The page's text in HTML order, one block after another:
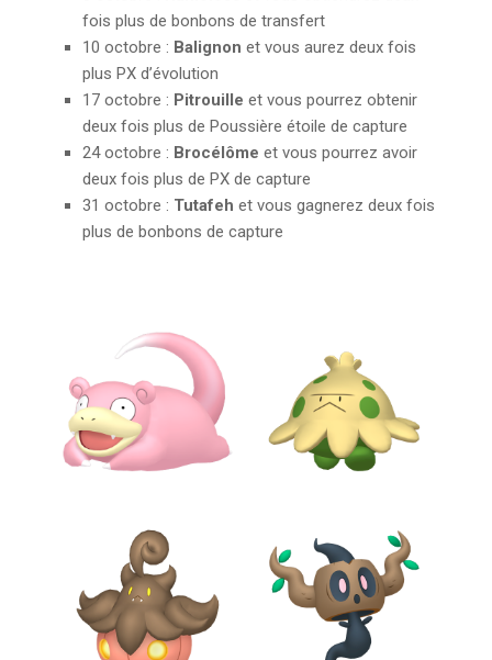
fois plus de bonbons de transfert
10 octobre : Balignon et vous aurez deux fois
plus PX d’évolution
17 octobre : Pitrouille et vous pourrez obtenir
deux fois plus de Poussière étoile de capture
24 octobre : Brocélôme et vous pourrez avoir
deux fois plus de PX de capture
31 octobre : Tutafeh et vous gagnerez deux fois
plus de bonbons de capture